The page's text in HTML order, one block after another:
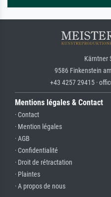
Kärntner
9586 Finkenstein
+43 4257 29415 ·
Mentions légales & Contact
· Contact
· Mention légales
· AGB
· Confidentialité
· Droit de rétractation
· Plaintes
· A propos de nous